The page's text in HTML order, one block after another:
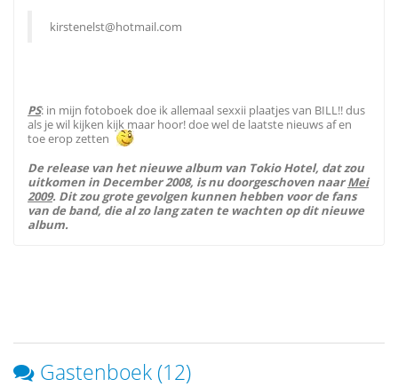
kirstenelst@hotmail.com
PS: in mijn fotoboek doe ik allemaal sexxii plaatjes van BILL!! dus
als je wil kijken kijk maar hoor! doe wel de laatste nieuws af en
toe erop zetten
De release van het nieuwe album van Tokio Hotel, dat zou
uitkomen in December 2008, is nu doorgeschoven naarMei
2009. Dit zou grote gevolgen kunnen hebben voor de fans
van de band, die al zo lang zaten te wachten op dit nieuwe
album.
Gastenboek (12)